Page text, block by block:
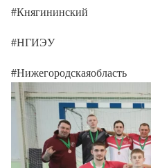
#Княгининский
#НГИЭУ
#Нижегородскаяобласть